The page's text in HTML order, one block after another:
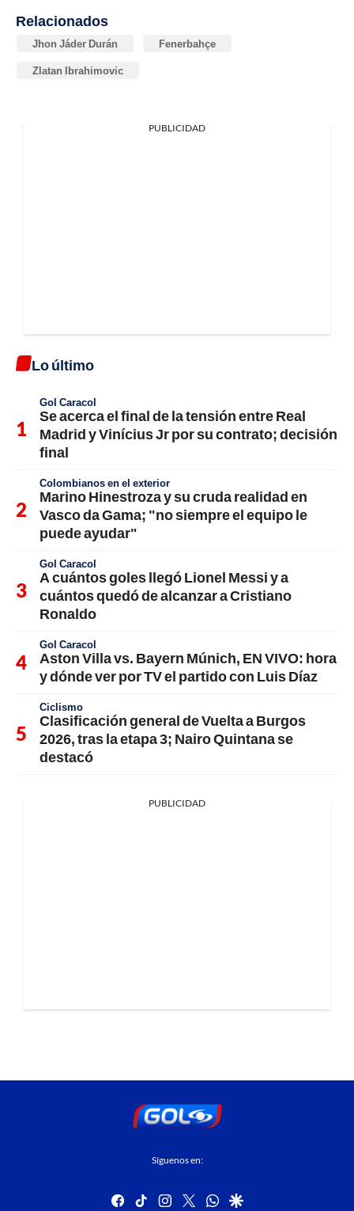
Relacionados
Jhon Jáder Durán Fenerbahçe
Zlatan Ibrahimovic
PUBLICIDAD
Lo último
Gol Caracol
Se acerca el final de la tensión entre Real
Madrid y Vinícius Jr por su contrato; decisión
final
Colombianos en el exterior
Marino Hinestroza y su cruda realidad en
Vasco da Gama; "no siempre el equipo le
puede ayudar"
Gol Caracol
A cuántos goles llegó Lionel Messi y a
cuántos quedó de alcanzar a Cristiano
Ronaldo
Gol Caracol
Aston Villa vs. Bayern Múnich, EN VIVO: hora
y dónde ver por TV el partido con Luis Díaz
Ciclismo
Clasificación general de Vuelta a Burgos
2026, tras la etapa 3; Nairo Quintana se
destacó
PUBLICIDAD
Síguenos en:
facebook
tiktok instagram
twitterwhatsapp
google